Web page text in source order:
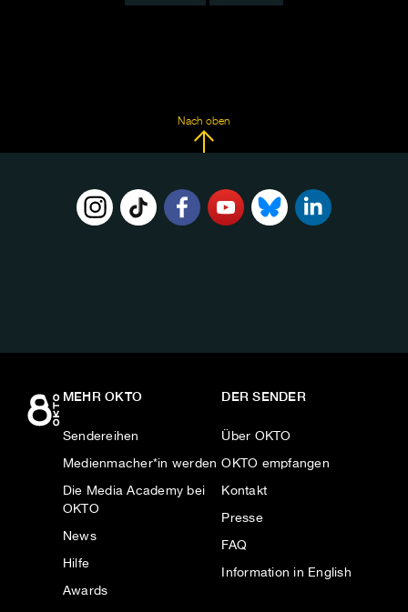
Nach oben
MEHR OKTO
Sendereihen
Medienmacher*in werden
Die Media Academy bei
OKTO
News
Hilfe
Awards
DER SENDER
Über OKTO
OKTO empfangen
Kontakt
Presse
FAQ
Information in English